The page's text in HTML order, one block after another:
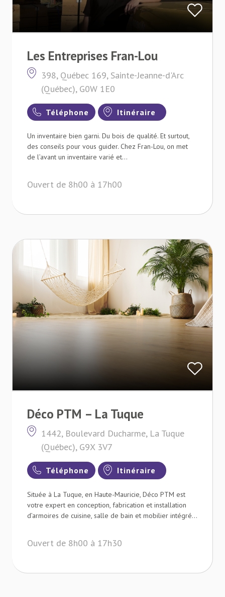
Les Entreprises Fran-Lou
398, Québec 169, Sainte-Jeanne-d'Arc
(Québec), G0W 1E0
Téléphone Itinéraire
Un inventaire bien garni. Du bois de qualité. Et surtout,
des conseils pour vous guider. Chez Fran-Lou, on met
de l’avant un inventaire varié et...
Ouvert de 8h00 à 17h00
Déco PTM – La Tuque
1442, Boulevard Ducharme, La Tuque
(Québec), G9X 3V7
Téléphone Itinéraire
Située à La Tuque, en Haute-Mauricie, Déco PTM est
votre expert en conception, fabrication et installation
d’armoires de cuisine, salle de bain et mobilier intégré...
Ouvert de 8h00 à 17h30